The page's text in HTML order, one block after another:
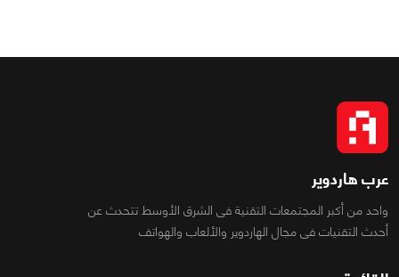
عرب هاردوير
واحد من أكبر المجتمعات التقنية فى الشرق الأوسط تتحدث عن
أحدث التقنيات فى مجال الهاردوير والألعاب والهواتف